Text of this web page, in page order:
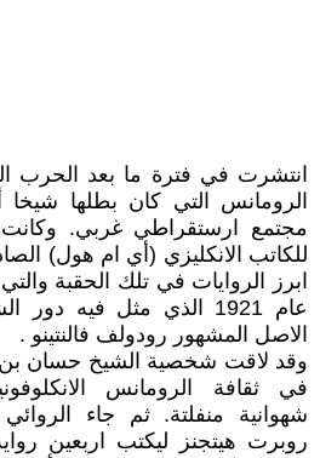
انتشرت في فترة ما بعد الحرب
الرومانس التي كان بطلها شيخا
ابرز الروايات في تلك الحقبة
عام 1921 الذي مثل فيه
الاصل المشهور رودولف فالنتينو .
وقد لاقت شخصية الشيخ حسان بن
في ثقافة الرومانس
شهوانية منفلتة. ثم جاء
روبرت هيتجنز ليكتب اربعين